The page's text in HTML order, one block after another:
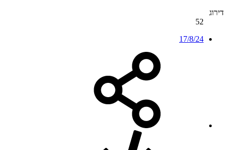
דירוג
52
17/8/24